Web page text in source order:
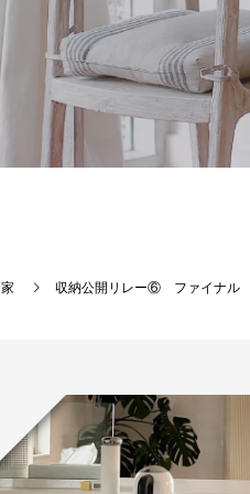
収納公開リレー⑥ ファイナル